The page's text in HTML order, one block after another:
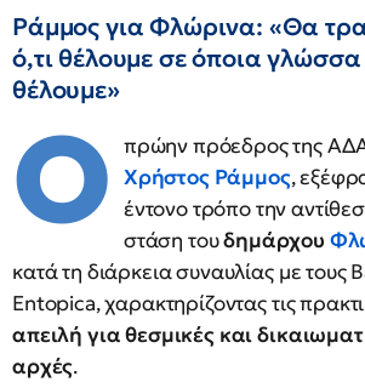
Ράμμος για Φλώρινα: «Θα
ό,τι θέλουμε σε όποια γλώσσα
θέλουμε»
Ο πρώην πρόεδρος της
Χρήστος Ράμμος,
έντονο τρόπο την
στάση τουδημάρχου
κατά τη διάρκεια συναυλίας με τους
Entopica, χαρακτηρίζοντας τις
απειλή για θεσμικές και
αρχές.